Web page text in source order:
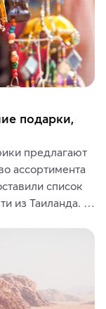
подарки,
предлагают
ассортимента
список
из Таиланда.
интерьера